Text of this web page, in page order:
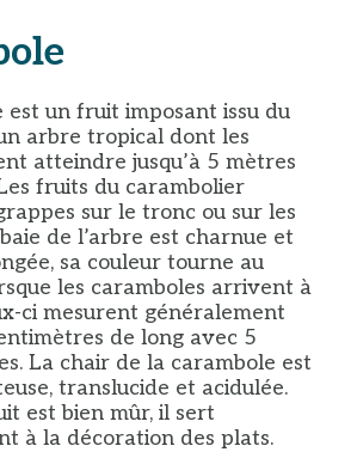
est un fruit imposant issu du
arbre tropical dont les
atteindre jusqu’à 5 mètres
fruits du carambolier
sur le tronc ou sur les
de l’arbre est charnue et
sa couleur tourne au
les caramboles arrivent à
ci mesurent généralement
de long avec 5
La chair de la carambole est
translucide et acidulée.
est bien mûr, il sert
à la décoration des plats.